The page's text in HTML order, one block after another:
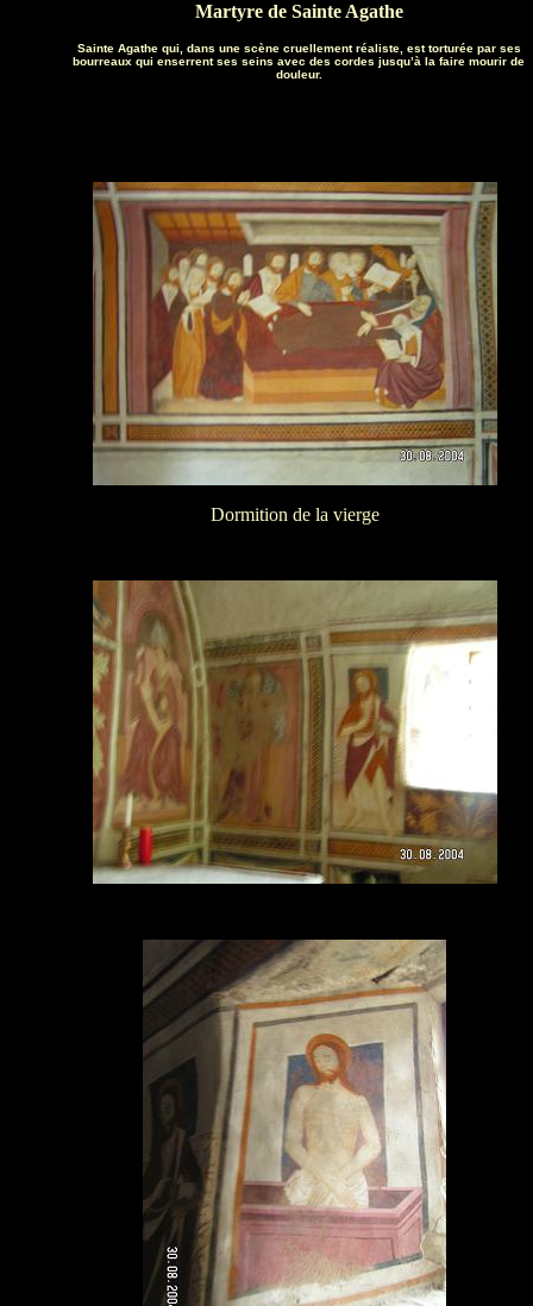
Martyre de Sainte Agathe
Sainte Agathe qui, dans une scène cruellement réaliste, est torturée par ses
bourreaux qui enserrent ses seins avec des cordes jusqu’à la faire mourir de
douleur.
Dormition de la vierge